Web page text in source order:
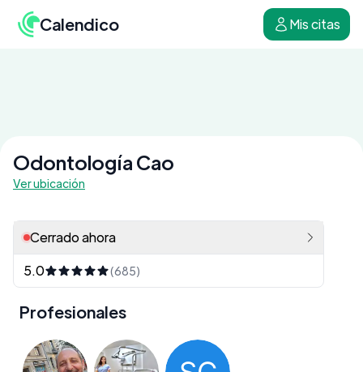
Calendico Mis citas
Odontología Cao
Ver ubicación
Cerrado ahora
5.0
(685)
Profesionales